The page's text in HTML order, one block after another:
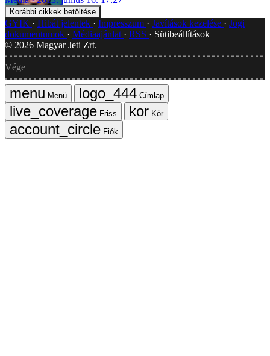
Korábbi cikkek betöltése
GYIK Hibát jelentek Impresszum Javítások kezelése
Jogi
dokumentumok
Médiaajánlat RSS
Sütibeállítások
© 2026 Magyar Jeti Zrt.
Vége
Menü
Címlap
Friss
Kör
Fiók